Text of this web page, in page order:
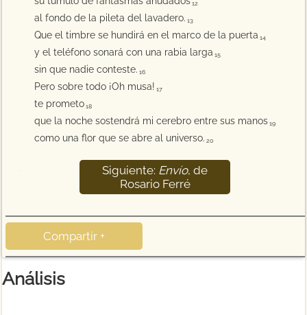
12
al fondo de la pileta del lavadero. 13
Que el timbre se hundirá en el marco de la puerta 14
y el teléfono sonará con una rabia larga 15
sin que nadie conteste. 16
Pero sobre todo ¡Oh musa! 17
te prometo 18
que la noche sostendrá mi cerebro entre sus manos 19
como una flor que se abre al universo. 20
Siguiente: Envío, de
Rosario Ferré
Compartir +
Análisis